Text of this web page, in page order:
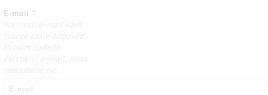
E-mail